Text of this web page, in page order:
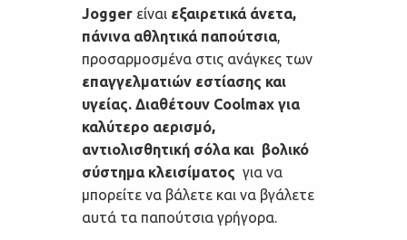
Jogger είναι εξαιρετικά άνετα,
πάνινα αθλητικά παπούτσια,
προσαρμοσμένα στις ανάγκες των
επαγγελματιών εστίασης και
υγείας. Διαθέτουν Coolmax για
καλύτερο αερισμό,
αντιολισθητική σόλα και βολικό
σύστημα κλεισίματος για να
μπορείτε να βάλετε και να βγάλετε
αυτά τα παπούτσια γρήγορα.